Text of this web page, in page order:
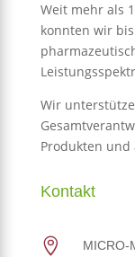
Weit mehr als
konnten wir
Wir
Produkten
Kontakt

MICRO-